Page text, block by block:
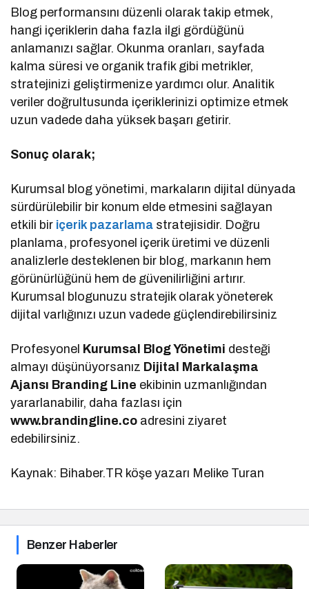
Blog performansını düzenli olarak takip etmek,
hangi içeriklerin daha fazla ilgi gördüğünü
anlamanızı sağlar. Okunma oranları, sayfada
kalma süresi ve organik trafik gibi metrikler,
stratejinizi geliştirmenize yardımcı olur. Analitik
veriler doğrultusunda içeriklerinizi optimize etmek
uzun vadede daha yüksek başarı getirir.
Sonuç olarak;
Kurumsal blog yönetimi, markaların dijital dünyada
sürdürülebilir bir konum elde etmesini sağlayan
etkili bir içerik pazarlama stratejisidir. Doğru
planlama, profesyonel içerik üretimi ve düzenli
analizlerle desteklenen bir blog, markanın hem
görünürlüğünü hem de güvenilirliğini artırır.
Kurumsal blogunuzu stratejik olarak yöneterek
dijital varlığınızı uzun vadede güçlendirebilirsiniz
Profesyonel Kurumsal Blog Yönetimi desteği
almayı düşünüyorsanız Dijital Markalaşma
Ajansı Branding Line ekibinin uzmanlığından
yararlanabilir, daha fazlası için
www.brandingline.co adresini ziyaret
edebilirsiniz.
Kaynak: Bihaber.TR köşe yazarı Melike Turan
Benzer Haberler